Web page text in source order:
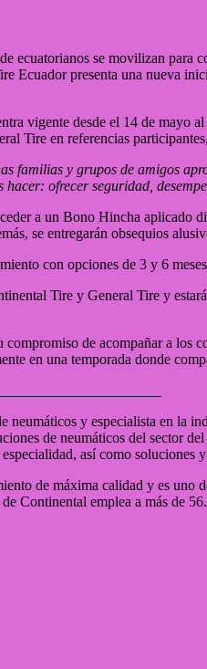
ecuatorianos se movilizan
Ecuador presenta una nueva
vigente desde el 14 de mayo
Tire en referencias
familias y grupos de amigos
ofrecer seguridad,
a un Bono Hincha aplicado
se entregarán obsequios
con opciones de 3 y 6
Tire y General Tire y
de acompañar a
en una temporada donde
neumáticos y especialista en la
de neumáticos del sector
así como
de máxima calidad y es
Continental emplea a más de